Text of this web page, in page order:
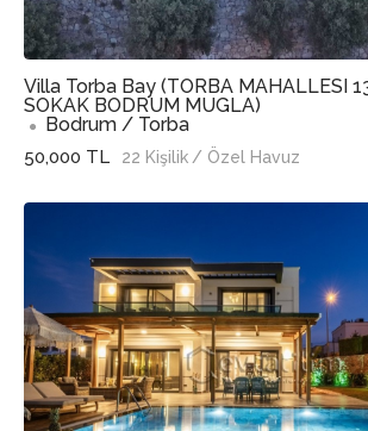
Villa Torba Bay (TORBA MAHALLESI
SOKAK BODRUM MUGLA)
Bodrum / Torba
50,000 TL 22 Kişilik / Özel Havuz